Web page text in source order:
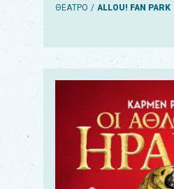
ΘΕΑΤΡΟ ALLOU! FAN PARK